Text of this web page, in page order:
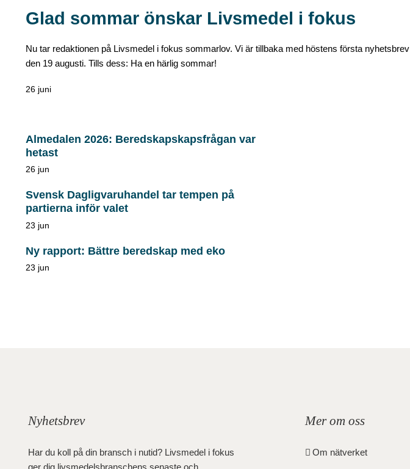
Glad sommar önskar Livsmedel i fokus
Nu tar redaktionen på Livsmedel i fokus sommarlov. Vi är tillbaka med höstens första nyhetsbrev
den 19 augusti. Tills dess: Ha en härlig sommar!
26 juni
Almedalen 2026: Beredskapskapsfrågan var
hetast
26 jun
Svensk Dagligvaruhandel tar tempen på
partierna inför valet
23 jun
Ny rapport: Bättre beredskap med eko
23 jun
Nyhetsbrev
Har du koll på din bransch i nutid? Livsmedel i fokus
Mer om oss
Om nätverket